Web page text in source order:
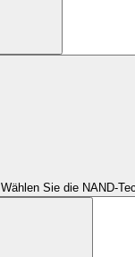
Wählen Sie die NAND-